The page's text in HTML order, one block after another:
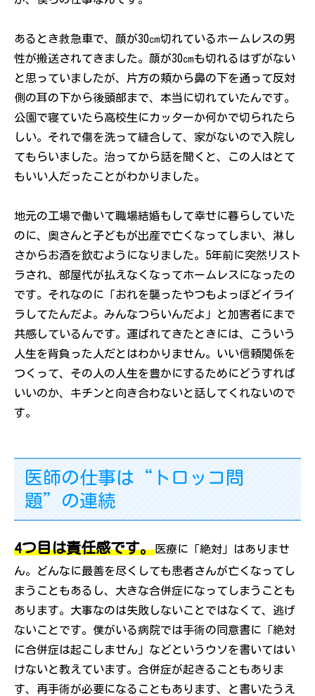
あるとき救急車で、顔が30㎝切れているホームレスの男
性が搬送されてきました。顔が30㎝も切れるはずがない
と思っていましたが、片方の頬から鼻の下を通って反対
側の耳の下から後頭部まで、本当に切れていたんです。
公園で寝ていたら高校生にカッターか何かで切られたら
しい。それで傷を洗って縫合して、家がないので入院し
てもらいました。治ってから話を聞くと、この人はとて
もいい人だったことがわかりました。
地元の工場で働いて職場結婚もして幸せに暮らしていた
のに、奥さんと子どもが出産で亡くなってしまい、淋し
さからお酒を飲むようになりました。5年前に突然リスト
ラされ、部屋代が払えなくなってホームレスになったの
です。それなのに「おれを襲ったやつもよっぽどイライ
ラしてたんだよ。みんなつらいんだよ」と加害者にまで
共感しているんです。運ばれてきたときには、こういう
人生を背負った人だとはわかりません。いい信頼関係を
つくって、その人の人生を豊かにするためにどうすれば
いいのか、キチンと向き合わないと話してくれないので
す。
医師の仕事は“トロッコ問
題”の連続
4つ目は責任感です。医療に「絶対」はありませ
ん。どんなに最善を尽くしても患者さんが亡くなってし
まうこともあるし、大きな合併症になってしまうことも
あります。大事なのは失敗しないことではなくて、逃げ
ないことです。僕がいる病院では手術の同意書に「絶対
に合併症は起こしません」などというウソを書いてはい
けないと教えています。合併症が起きることもありま
す、再手術が必要になることもあります、と書いたうえ